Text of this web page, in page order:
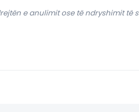
e anulimit ose të ndryshimit të